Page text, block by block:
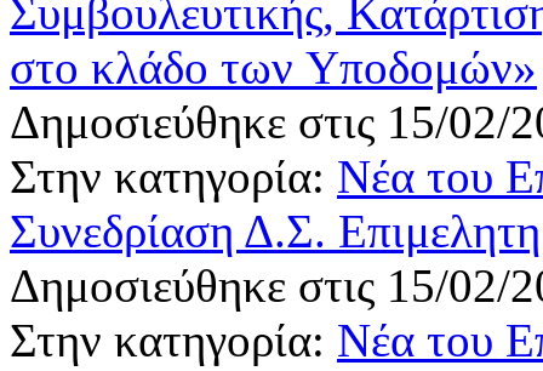
Συμβουλευτικής,
στο κλάδο των Yποδομών»
Δημοσιεύθηκε στις 15/02/
Στην κατηγορία: Νέα του
Συνεδρίαση Δ.Σ.
Δημοσιεύθηκε στις 15/02/
Στην κατηγορία: Νέα του